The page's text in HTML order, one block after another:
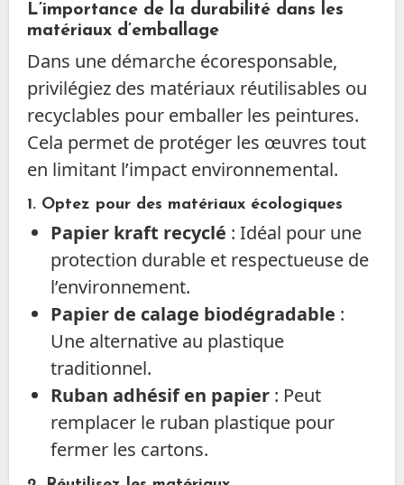
L’importance de la durabilité dans les
matériaux d’emballage
Dans une démarche écoresponsable,
privilégiez des matériaux réutilisables ou
recyclables pour emballer les peintures.
Cela permet de protéger les œuvres tout
en limitant l’impact environnemental.
1. Optez pour des matériaux écologiques
Papier kraft recyclé : Idéal pour une
protection durable et respectueuse de
l’environnement.
Papier de calage biodégradable :
Une alternative au plastique
traditionnel.
Ruban adhésif en papier: Peut
remplacer le ruban plastique pour
fermer les cartons.